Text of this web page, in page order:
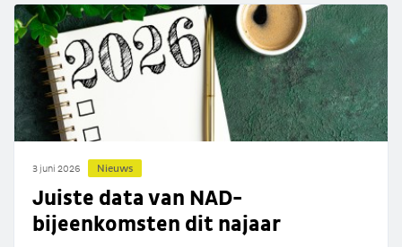
3 juni 2026 Nieuws
Juiste data van NAD-
bijeenkomsten dit najaar